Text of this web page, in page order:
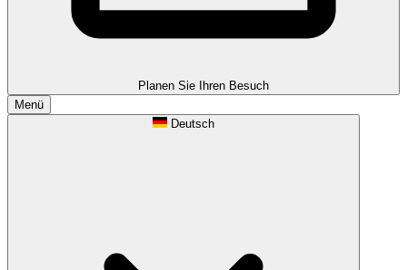
Planen Sie Ihren Besuch
Menü
Deutsch